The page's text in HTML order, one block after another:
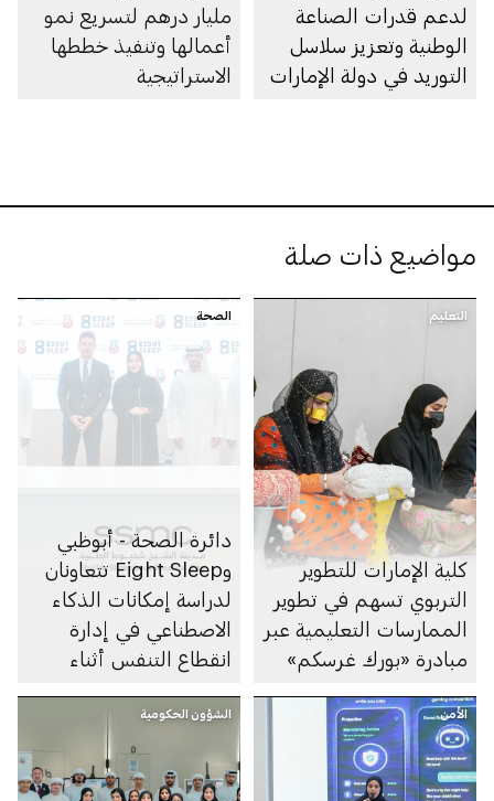
لدعم قدرات الصناعة
الوطنية وتعزيز سلاسل
التوريد في دولة الإمارات
مليار درهم لتسريع نمو
أعمالها وتنفيذ خططها
الاستراتيجية
مواضيع ذات صلة
التعليم
كلية الإمارات للتطوير
التربوي تسهم في تطوير
الممارسات التعليمية عبر
مبادرة «بورك غرسكم»
الصحة
دائرة الصحة - أبوظبي
وEight Sleep تتعاونان
لدراسة إمكانات الذكاء
الاصطناعي في إدارة
انقطاع التنفس أثناء
الأمن الشؤون الحكومية